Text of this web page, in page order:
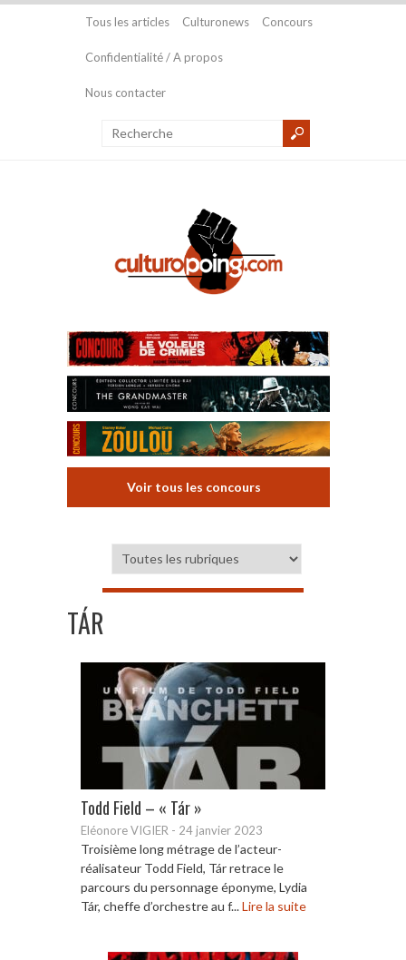
Tous les articles Culturonews Concours
Confidentialité / A propos
Nous contacter
Voir tous les concours
TÁR
Todd Field – « Tár »
Eléonore VIGIER - 24 janvier 2023
Troisième long métrage de l’acteur-
réalisateur Todd Field, Tár retrace le
parcours du personnage éponyme, Lydia
Tár, cheffe d’orchestre au f...Lire la suite